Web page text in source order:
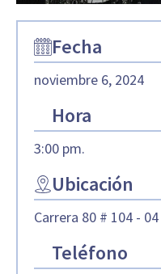
Fecha
noviembre 6, 2024
Hora
3:00 pm.
Ubicación
Carrera 80 # 104 - 04
Teléfono